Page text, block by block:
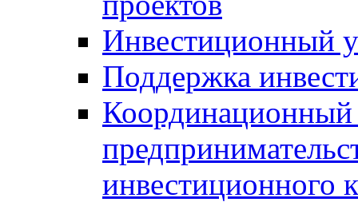
Инвестиционный
Поддержка
Координационный
инвестиционного